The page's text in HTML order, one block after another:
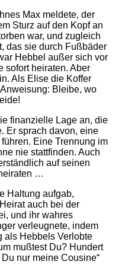
Max meldete, der
Sturz auf den Kopf an
war, und zugleich
das sie durch Fußbäder
Hebbel außer sich vor
sofort heiraten. Aber
Als Elise die Koffer
Bleibe, wo
finanzielle Lage an, die
Er sprach davon, eine
Eine Trennung im
nie stattfinden. Auch
auf seinen
…
Haltung aufgab,
auch bei der
und ihr wahres
verleugnete, indem
als Hebbels Verlobte
mußtest Du? Hundert
nur meine Cousine“